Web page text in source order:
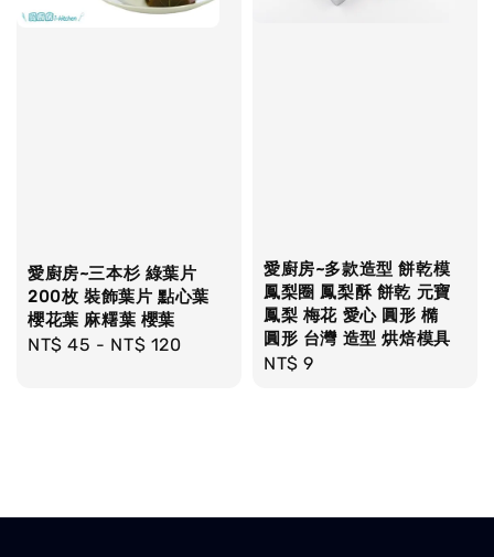
愛廚房~三本杉 綠葉片
200枚 裝飾葉片 點心葉
櫻花葉 麻糬葉 櫻葉
Regular
NT$ 45 - NT$ 120
愛廚房~多款造型 餅乾模
鳳梨圈 鳳梨酥 餅乾 元寶
鳳梨 梅花 愛心 圓形 橢
圓形 台灣 造型 烘焙模具
Regular
NT$ 9